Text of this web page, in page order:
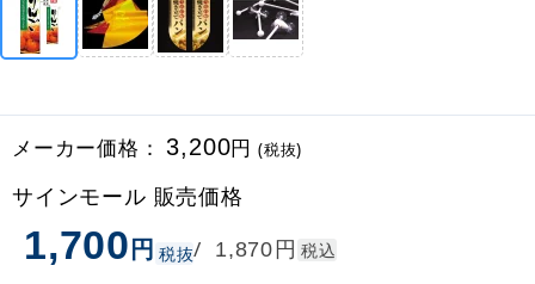
メーカー価格：3,200円(税抜)
サインモール 販売価格
1,700円 税抜/ 1,870円 税込